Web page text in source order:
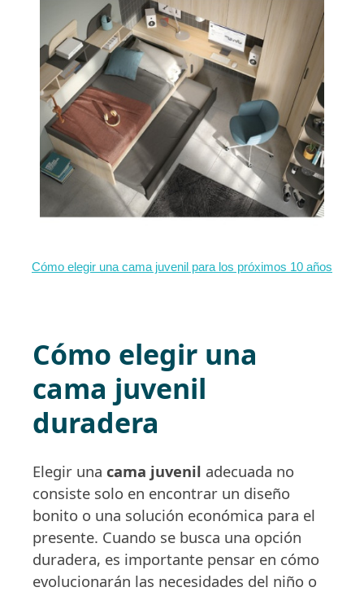
Cómo elegir una cama juvenil para los próximos 10 años
Cómo elegir una
cama juvenil
duradera
Elegir una cama juvenil adecuada no
consiste solo en encontrar un diseño
bonito o una solución económica para el
presente. Cuando se busca una opción
duradera, es importante pensar en cómo
evolucionarán las necesidades del niño o